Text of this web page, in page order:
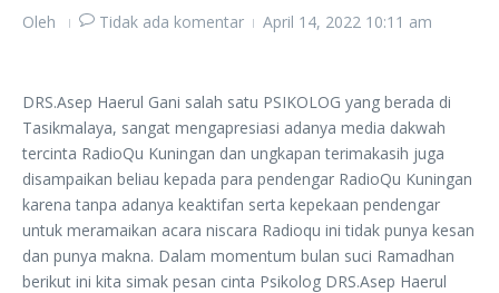
Oleh Tidak ada komentar April 14, 2022 10:11 am
DRS.Asep Haerul Gani salah satu PSIKOLOG yang berada di
Tasikmalaya, sangat mengapresiasi adanya media dakwah
tercinta RadioQu Kuningan dan ungkapan terimakasih juga
disampaikan beliau kepada para pendengar RadioQu Kuningan
karena tanpa adanya keaktifan serta kepekaan pendengar
untuk meramaikan acara niscara Radioqu ini tidak punya kesan
dan punya makna. Dalam momentum bulan suci Ramadhan
berikut ini kita simak pesan cinta Psikolog DRS.Asep Haerul